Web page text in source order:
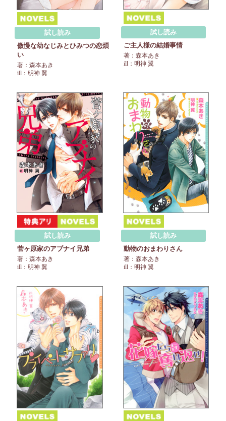
試し読み
傲慢な幼なじみとひみつの恋煩
い
著：森本あき
ill：明神 翼
試し読み
ご主人様の結婚事情
著：森本あき
ill：明神 翼
試し読み
菅ヶ原家のアブナイ兄弟
著：森本あき
ill：明神 翼
試し読み
動物のおまわりさん
著：森本あき
ill：明神 翼